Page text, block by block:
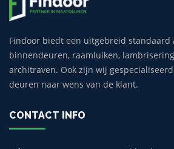
Findoor biedt een uitgebreid standaard
binnendeuren, raamluiken,
architraven. Ook zijn wij
deuren naar wens van de klant.
CONTACT INFO